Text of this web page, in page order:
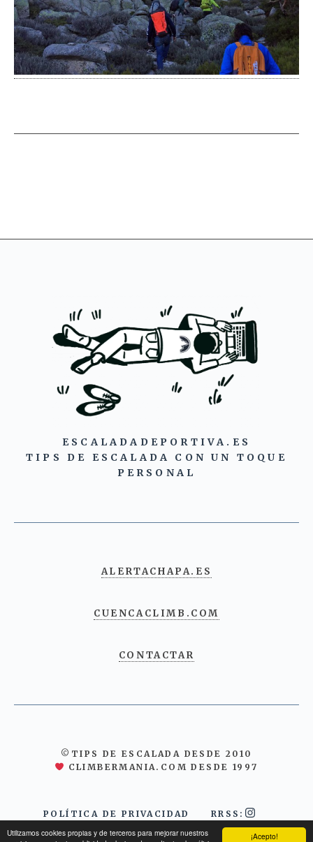
¡Acepto!
Utilizamos cookies propias y de terceros para mejorar nuestros
ESCALADADEPORTIVA.ES
TIPS DE ESCALADA CON UN TOQUE
PERSONAL
ALERTACHAPA.ES
CUENCACLIMB.COM
CONTACTAR
©TIPS DE ESCALADA DESDE 2010
CLIMBERMANIA.COM DESDE 1997
POLÍTICA DE PRIVACIDAD RRSS: